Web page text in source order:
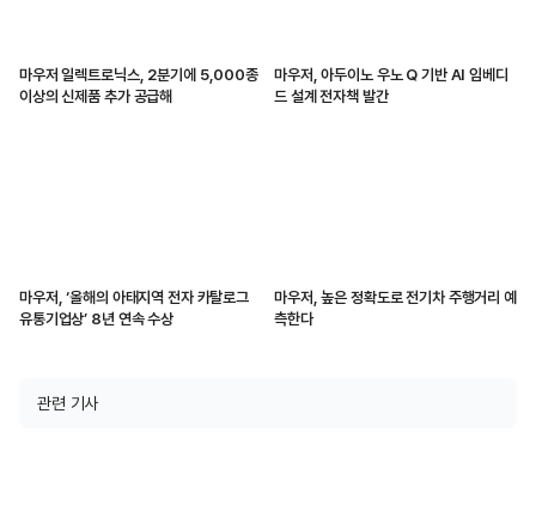
마우저 일렉트로닉스, 2분기에 5,000종
이상의 신제품 추가 공급해
마우저, 아두이노 우노 Q 기반 AI 임베디
드 설계 전자책 발간
마우저, ‘올해의 아태지역 전자 카탈로그
유통기업상’ 8년 연속 수상
마우저, 높은 정확도로 전기차 주행거리 예
측한다
관련 기사